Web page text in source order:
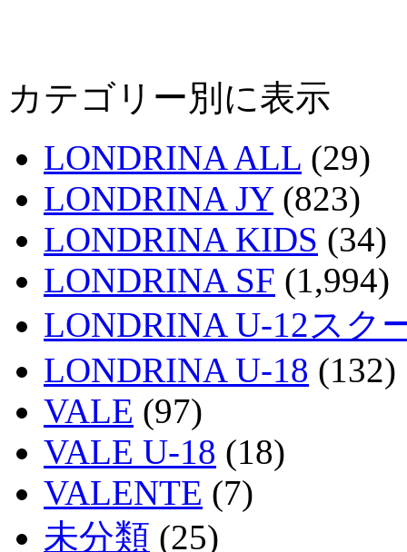
カテゴリー別に表示
LONDRINA ALL (29)
LONDRINA JY(823)
LONDRINA KIDS (34)
LONDRINA SF (1,994)
LONDRINA U-12スク
LONDRINA U-18 (132)
VALE (97)
VALE U-18 (18)
VALENTE (7)
未分類 (25)